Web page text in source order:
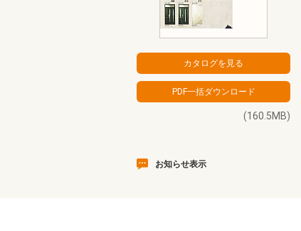
(160.5MB)
お知らせ表示